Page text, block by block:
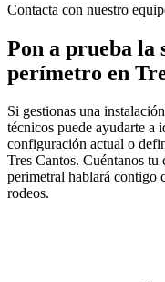
Contacta con nuestro
Pon a prueba la
perímetro en
Si gestionas una
técnicos puede ayudarte a
configuración actual o
Tres Cantos. Cuéntanos tu
perimetral hablará contigo
rodeos.